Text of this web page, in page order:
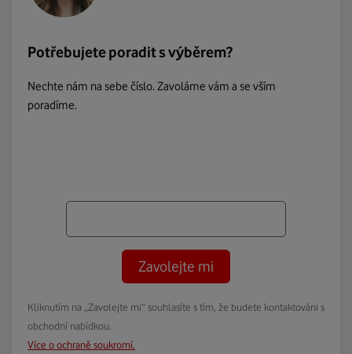
Potřebujete poradit s výběrem?
Nechte nám na sebe číslo. Zavoláme vám a se vším
poradíme.
Zavolejte mi
Kliknutím na „Zavolejte mi“ souhlasíte s tím, že budete kontaktováni s
obchodní nabídkou.
Více o ochraně soukromí.